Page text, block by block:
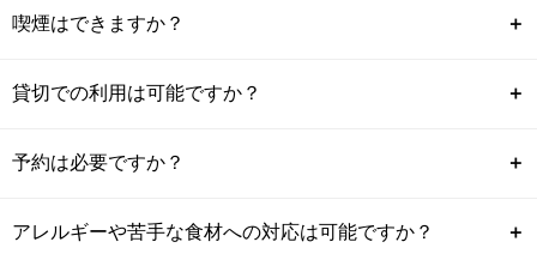
喫煙はできますか？ ＋
貸切での利用は可能ですか？ ＋
予約は必要ですか？ ＋
アレルギーや苦手な食材への対応は可能ですか？ ＋